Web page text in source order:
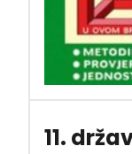
11.